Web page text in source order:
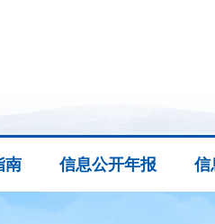
南 信息公开年报 信